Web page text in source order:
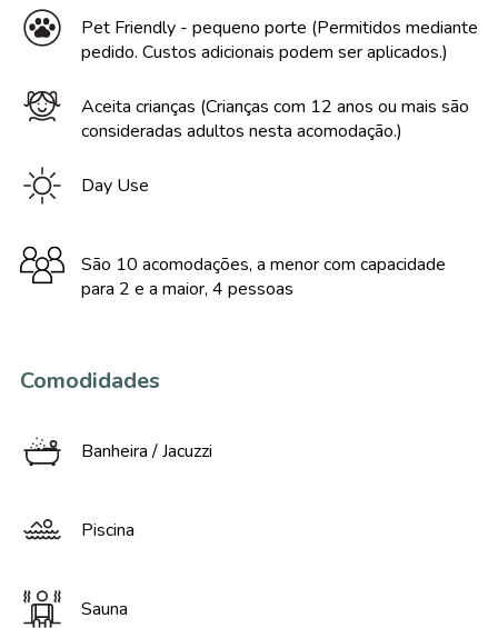
Pet Friendly - pequeno porte (Permitidos mediante
pedido. Custos adicionais podem ser aplicados.)
Aceita crianças (Crianças com 12 anos ou mais são
consideradas adultos nesta acomodação.)
Day Use
São 10 acomodações, a menor com capacidade
para 2 e a maior, 4 pessoas
Comodidades
Banheira / Jacuzzi
Piscina
Sauna